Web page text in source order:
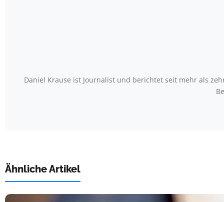
Daniel Krause ist Journalist und berichtet seit mehr als
Ähnliche Artikel